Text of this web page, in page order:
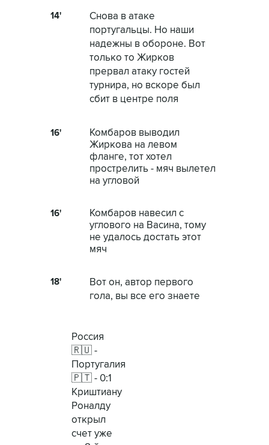
14'
Снова в атаке
португальцы. Но наши
надежны в обороне. Вот
только то Жирков
прервал атаку гостей
турнира, но вскоре был
сбит в центре поля
16'
Комбаров выводил
Жиркова на левом
фланге, тот хотел
прострелить - мяч вылетел
на угловой
16'
Комбаров навесил с
углового на Васина, тому
не удалось достать этот
мяч
18'
Вот он, автор первого
гола, вы все его знаете
Россия
🇷🇺 -
Португалия
🇵🇹 - 0:1
Криштиану
Роналду
открыл
счет уже